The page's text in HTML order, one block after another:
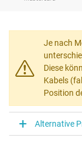
Je nach
Diese
Kabels
Position
Alternative